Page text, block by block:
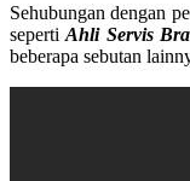
Sehubungan dengan
sepertiAhli Servis
beberapa sebutan